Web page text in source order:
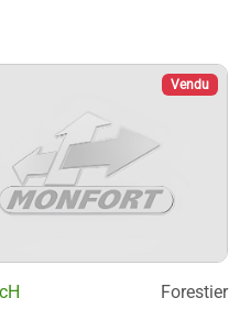
Vendu
Forestier